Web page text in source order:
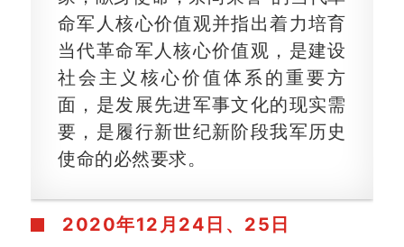
命军人核心价值观并指出着力培育
当代革命军人核心价值观，是建设
社会主义核心价值体系的重要方
面，是发展先进军事文化的现实需
要，是履行新世纪新阶段我军历史
使命的必然要求。
2020年12月24日、25日